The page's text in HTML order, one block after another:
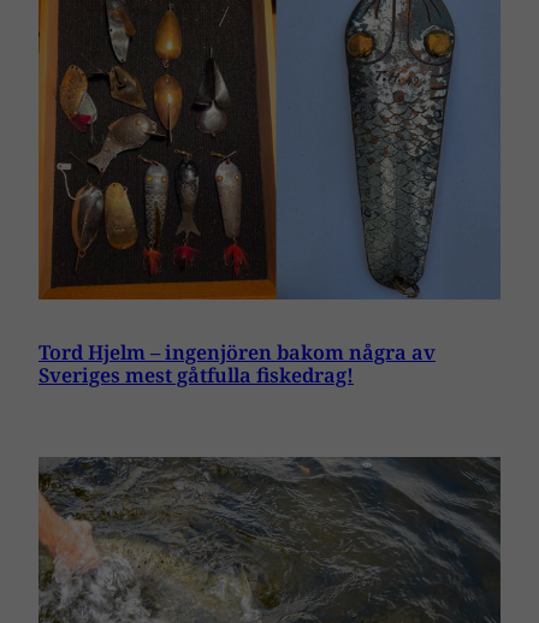
Tord Hjelm – ingenjören bakom några av
Sveriges mest gåtfulla fiskedrag!